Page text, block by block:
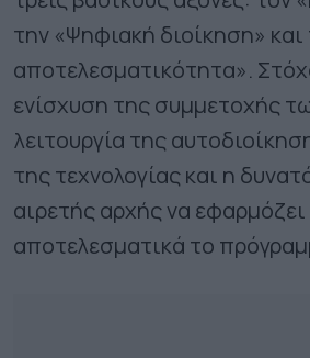
την «Ψηφιακή διοίκηση» και
αποτελεσματικότητα».
ενίσχυση της συμμετοχής
λειτουργία της
της τεχνολογίας και η
αιρετής αρχής να εφαρμόζει
αποτελεσματικά το